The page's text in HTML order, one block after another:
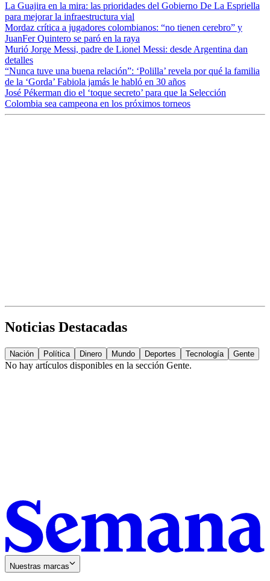
La Guajira en la mira: las prioridades del Gobierno De La Espriella
para mejorar la infraestructura vial
Mordaz crítica a jugadores colombianos: “no tienen cerebro” y
JuanFer Quintero se paró en la raya
Murió Jorge Messi, padre de Lionel Messi: desde Argentina dan
detalles
“Nunca tuve una buena relación”: ‘Polilla’ revela por qué la familia
de la ‘Gorda’ Fabiola jamás le habló en 30 años
José Pékerman dio el ‘toque secreto’ para que la Selección
Colombia sea campeona en los próximos torneos
Noticias Destacadas
Nación Política Dinero Mundo Deportes Tecnología Gente
No hay artículos disponibles en la sección Gente.
Nuestras marcas